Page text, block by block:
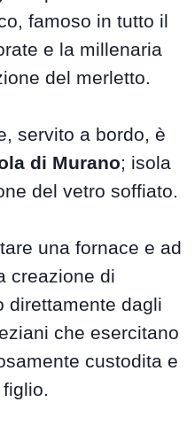
famoso in tutto il
e la millenaria
del merletto.
servito a bordo, è
di Murano; isola
del vetro soffiato.
una fornace e ad
creazione di
direttamente dagli
che esercitano
custodita e